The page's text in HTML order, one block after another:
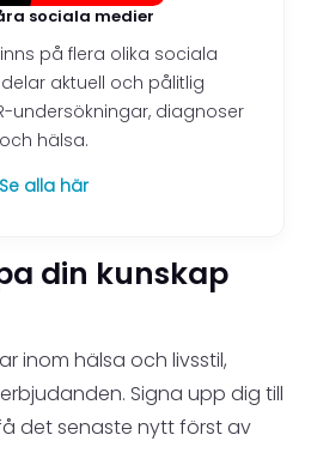
sociala medier
på flera olika sociala
aktuell och pålitlig
undersökningar, diagnoser
och hälsa.
Se alla här
din kunskap
inom hälsa och livsstil,
Signa upp dig till
det senaste nytt först av